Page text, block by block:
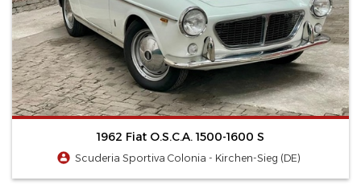
1962 Fiat O.S.C.A. 1500-1600 S
Scuderia Sportiva Colonia - Kirchen-Sieg (DE)